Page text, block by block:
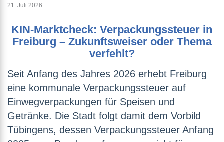
21. Juli 2026
KIN-Marktcheck: Verpackungssteuer in
Freiburg – Zukunftsweiser oder Thema
verfehlt?
Seit Anfang des Jahres 2026 erhebt Freiburg
eine kommunale Verpackungssteuer auf
Einwegverpackungen für Speisen und
Getränke. Die Stadt folgt damit dem Vorbild
Tübingens, dessen Verpackungssteuer Anfang